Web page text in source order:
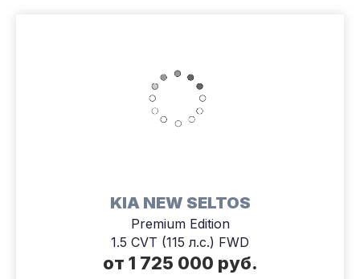
KIA NEW SELTOS
Premium Edition
1.5 CVT (115 л.с.) FWD
от 1 725 000 руб.